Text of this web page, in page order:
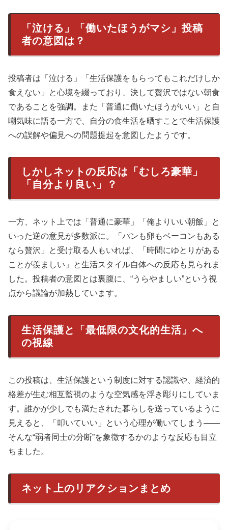
「泣ける」「働いたほうがマシ」投稿
者の意図は？
投稿者は「泣ける」「生活保護をもらってもこれだけしか
食えない」と心境を綴っており、決して贅沢ではない朝食
であることを強調。また「普通に働いたほうがいい」と自
嘲気味に語る一方で、自分の食生活を晒すことで生活保護
への誤解や偏見への問題提起を意図したようです。
しかしネットの反応は「むしろ豪華」
「自分より良い」？
一方、ネット上では「普通に豪華」「俺よりいい朝飯」と
いった逆の意見が多数派に。「パンも卵もベーコンもある
なら贅沢」と受け取る人もいれば、「時間にゆとりがある
ことが羨ましい」と生活スタイル自体への反応も見られま
した。投稿者の意図とは裏腹に、“うらやましい”という視
点から議論が加熱しています。
生活保護と「最低限の文化的生活」へ
の視線
この投稿は、生活保護という制度に対する認識や、経済的
格差が生む相互監視のような空気感を浮き彫りにしていま
す。誰かが少しでも満たされた暮らしを送っているように
見えると、「叩いていい」という心理が働いてしまう――
そんな“弱者同士の分断”を象徴するかのような反応も目立
ちました。
ネット上のリアクションまとめ